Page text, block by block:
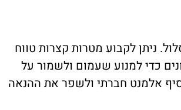
ניתן לקבוע מטרות קצרות טווח
כדי למנוע שעמום ולשמור על
אלמנט חברתי ולשפר את ההנאה